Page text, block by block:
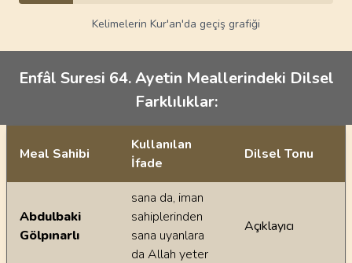
Kelimelerin Kur'an'da geçiş grafiği
Enfâl Suresi 64. Ayetin Meallerindeki Dilsel
Farklılıklar:
Ayetin meallerindeki dilsel farklılıklar
Meal Sahibi
Kullanılan
İfade
Dilsel Tonu
Abdulbaki
Gölpınarlı
sana da, iman
sahiplerinden
sana uyanlara
da Allah yeter
Açıklayıcı